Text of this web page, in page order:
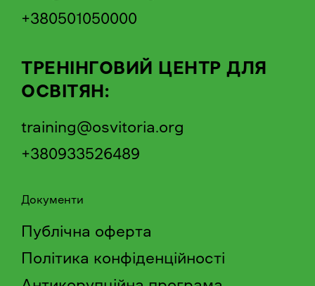
+380501050000
ТРЕНІНГОВИЙ ЦЕНТР ДЛЯ
ОСВІТЯН:
training@osvitoria.org
+380933526489
Документи
Публічна оферта
Політика конфіденційності